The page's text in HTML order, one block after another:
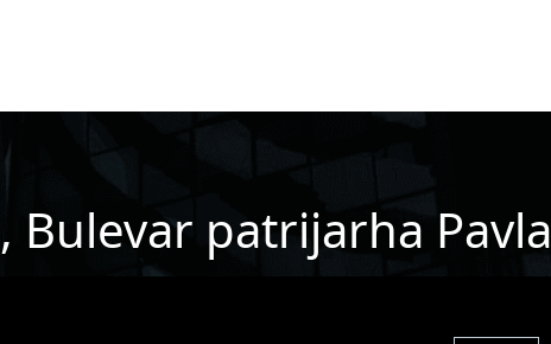
Bulevar patrijarha Pavla